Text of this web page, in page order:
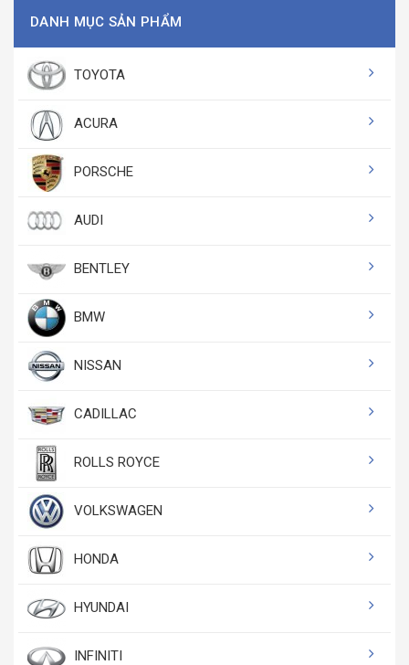
DANH MỤC SẢN PHẨM
TOYOTA
ACURA
PORSCHE
AUDI
BENTLEY
BMW
NISSAN
CADILLAC
ROLLS ROYCE
VOLKSWAGEN
HONDA
HYUNDAI
INFINITI